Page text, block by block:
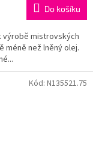
Do košíku
výrobě mistrovských
méně než lněný olej.
Kód: N135521.75